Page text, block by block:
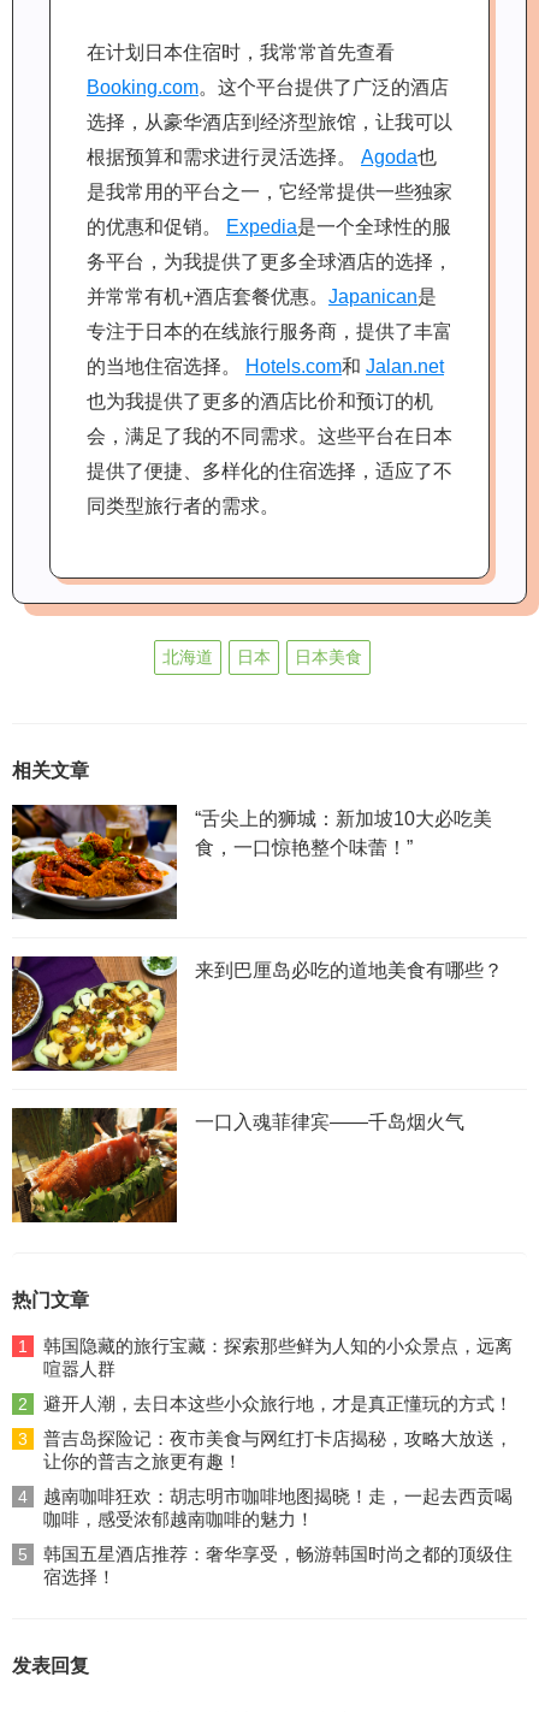
在计划日本住宿时，我常常首先查看
Booking.com。这个平台提供了广泛的酒店
选择，从豪华酒店到经济型旅馆，让我可以
根据预算和需求进行灵活选择。 Agoda也
是我常用的平台之一，它经常提供一些独家
的优惠和促销。
Expedia是一个全球性的服
务平台，为我提供了更多全球酒店的选择，
并常常有机+酒店套餐优惠。 Japanican是
专注于日本的在线旅行服务商，提供了丰富
的当地住宿选择。
Hotels.com和 Jalan.net
也为我提供了更多的酒店比价和预订的机
会，满足了我的不同需求。这些平台在日本
提供了便捷、多样化的住宿选择，适应了不
同类型旅行者的需求。
北海道 日本 日本美食
相关文章
“舌尖上的狮城：新加坡10大必吃美
食，一口惊艳整个味蕾！”
来到巴厘岛必吃的道地美食有哪些？
一口入魂菲律宾——千岛烟火气
热门文章
1
韩国隐藏的旅行宝藏：探索那些鲜为人知的小众景点，远离
喧嚣人群
2 避开人潮，去日本这些小众旅行地，才是真正懂玩的方式！
3
普吉岛探险记：夜市美食与网红打卡店揭秘，攻略大放送，
让你的普吉之旅更有趣！
4
越南咖啡狂欢：胡志明市咖啡地图揭晓！走，一起去西贡喝
咖啡，感受浓郁越南咖啡的魅力！
5
韩国五星酒店推荐：奢华享受，畅游韩国时尚之都的顶级住
宿选择！
发表回复